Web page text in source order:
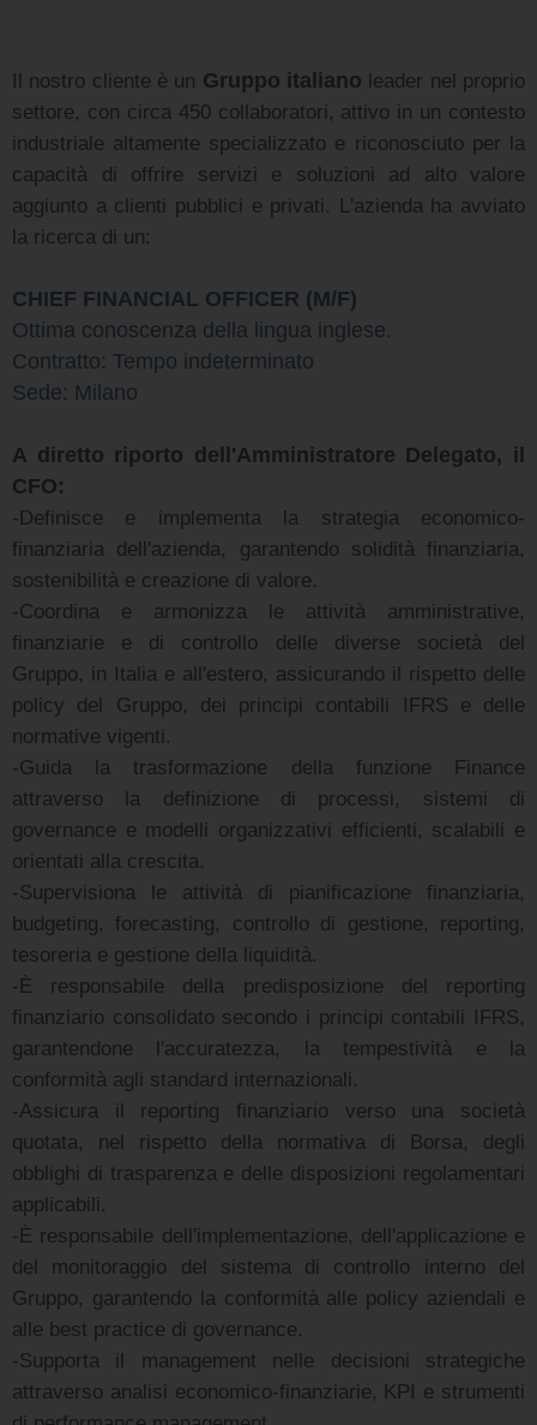
Il nostro cliente è un Gruppo italiano leader nel proprio
settore, con circa 450 collaboratori, attivo in un contesto
industriale altamente specializzato e riconosciuto per la
capacità di offrire servizi e soluzioni ad alto valore
aggiunto a clienti pubblici e privati. L'azienda ha avviato
la ricerca di un:
CHIEF FINANCIAL OFFICER (M/F)
Ottima conoscenza della lingua inglese.
Contratto: Tempo indeterminato
Sede: Milano
A diretto riporto dell'Amministratore Delegato, il
CFO:
-Definisce e implementa la strategia economico-
finanziaria dell'azienda, garantendo solidità finanziaria,
sostenibilità e creazione di valore.
-Coordina e armonizza le attività amministrative,
finanziarie e di controllo delle diverse società del
Gruppo, in Italia e all'estero, assicurando il rispetto delle
policy del Gruppo, dei principi contabili IFRS e delle
normative vigenti.
-Guida la trasformazione della funzione Finance
attraverso la definizione di processi, sistemi di
governance e modelli organizzativi efficienti, scalabili e
orientati alla crescita.
-Supervisiona le attività di pianificazione finanziaria,
budgeting, forecasting, controllo di gestione, reporting,
tesoreria e gestione della liquidità.
-È responsabile della predisposizione del reporting
finanziario consolidato secondo i principi contabili IFRS,
garantendone l'accuratezza, la tempestività e la
conformità agli standard internazionali.
-Assicura il reporting finanziario verso una società
quotata, nel rispetto della normativa di Borsa, degli
obblighi di trasparenza e delle disposizioni regolamentari
applicabili.
-È responsabile dell'implementazione, dell'applicazione e
del monitoraggio del sistema di controllo interno del
Gruppo, garantendo la conformità alle policy aziendali e
alle best practice di governance.
-Supporta il management nelle decisioni strategiche
attraverso analisi economico-finanziarie, KPI e strumenti